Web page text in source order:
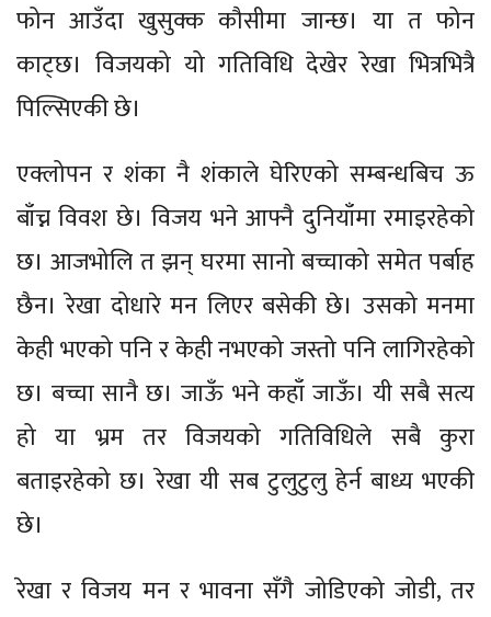
फोन आउँदा खुसुक्क कौसीमा जान्छ। या त फोन
काट्छ। विजयको यो गतिविधि देखेर रेखा भित्रभित्रै
पिल्सिएकी छे।
एक्लोपन र शंका नै शंकाले घेरिएको सम्बन्धबिच ऊ
बाँच्न विवश छे। विजय भने आफ्नै दुनियाँमा रमाइरहेको
छ। आजभोलि त झन् घरमा सानो बच्चाको समेत पर्बाह
छैन। रेखा दोधारे मन लिएर बसेकी छे। उसको मनमा
केही भएको पनि र केही नभएको जस्तो पनि लागिरहेको
छ। बच्चा सानै छ। जाऊँ भने कहाँ जाऊँ। यी सबै सत्य
हो या भ्रम तर विजयको गतिविधिले सबै कुरा
बताइरहेको छ। रेखा यी सब टुलुटुलु हेर्न बाध्य भएकी
छे।
रेखा र विजय मन र भावना सँगै जोडिएको जोडी, तर